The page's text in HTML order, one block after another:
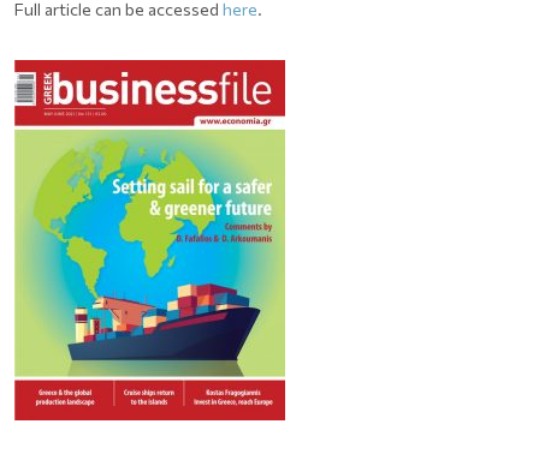
Full article can be accessed here.